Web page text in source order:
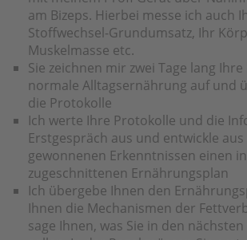
am Bizeps. Hierbei messe ich auch
Stoffwechsel-Grundumsatz, Ihr
Muskelmasse etc.
Sie zeichnen mir zwei Tage lang
normale Alltagsernährung auf und
die Protokolle
Ich werte Ihre Protokolle und die
Erstgespräch aus und entwickle
gewonnenen Erkenntnissen einen
zugeschnittenen Ernährungsplan
Ich übergebe Ihnen den
Ihnen die Mechanismen der
sage Ihnen, was Sie in den